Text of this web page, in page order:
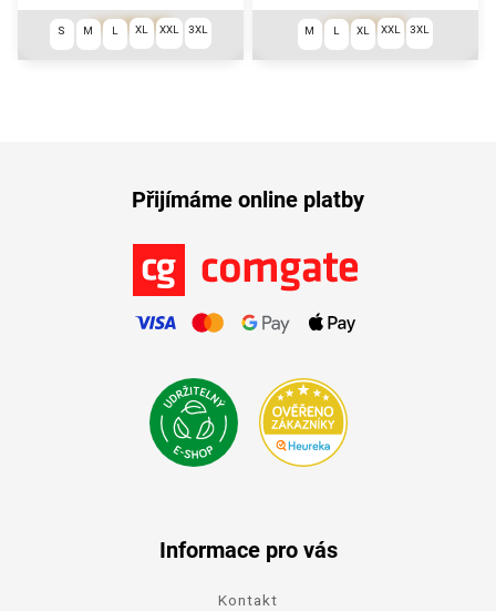
od1 531 Kč
S M L XL XXL 3XL od 1 531 Kč
M L XL XXL 3XL
Přijímáme online platby
Informace pro vás
Kontakt